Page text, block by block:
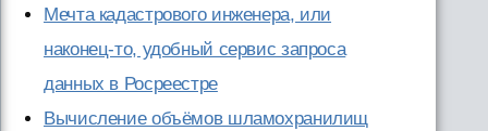
Мечта кадастрового инженера, или
наконец-то, удобный сервис запроса
данных в Росреестре
Вычисление объёмов шламохранилищ